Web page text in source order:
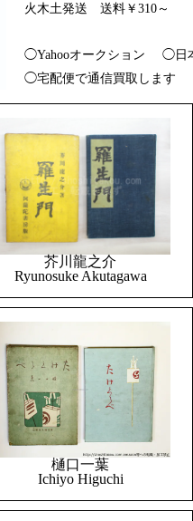
火木土発送 送料￥310～
◯Yahooオークション
◯日
◯宅配便で通信買取します
芥川龍之介
Ryunosuke Akutagawa
樋口一葉
Ichiyo Higuchi